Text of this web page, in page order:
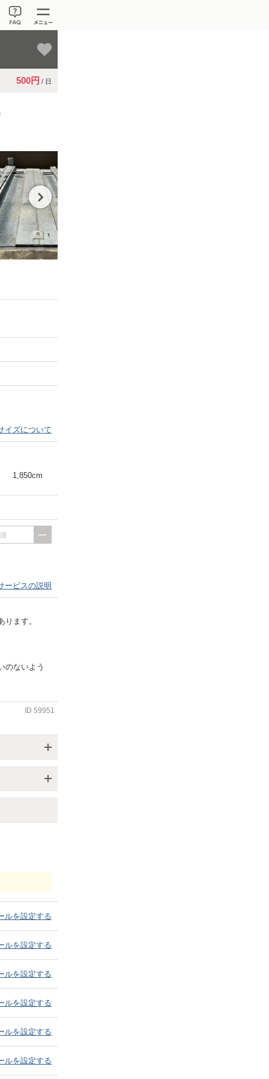
500円 / 日
イズについて
1,850cm
ービスの説明
ます。
のないよう
ID 59951
ルを設定する
ルを設定する
ルを設定する
ルを設定する
ルを設定する
ルを設定する